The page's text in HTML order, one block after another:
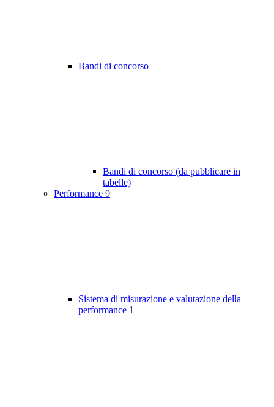
Bandi di concorso
Bandi di concorso (da pubblicare in
tabelle)
Performance 9
Sistema di misurazione e valutazione della
performance 1